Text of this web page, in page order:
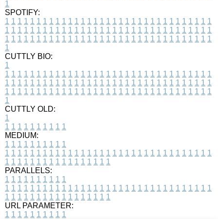
1
SPOTIFY:
1 1 1 1 1 1 1 1 1 1 1 1 1 1 1 1 1 1 1 1 1 1 1 1 1 1 1 1 1 1 1 1 1
1 1 1 1 1 1 1 1 1 1 1 1 1 1 1 1 1 1 1 1 1 1 1 1 1 1 1 1 1 1 1 1 1
1 1 1 1 1 1 1 1 1 1 1 1 1 1 1 1 1 1 1 1 1 1 1 1 1 1 1 1 1 1 1 1 1
1
CUTTLY BIO:
1
1 1 1 1 1 1 1 1 1 1 1 1 1 1 1 1 1 1 1 1 1 1 1 1 1 1 1 1 1 1 1 1 1
1 1 1 1 1 1 1 1 1 1 1 1 1 1 1 1 1 1 1 1 1 1 1 1 1 1 1 1 1 1 1 1 1
1 1 1 1 1 1 1 1 1 1 1 1 1 1 1 1 1 1 1 1 1 1 1 1 1 1 1 1 1 1 1 1 1
1
CUTTLY OLD:
1
1 1 1 1 1 1 1 1 1 1
MEDIUM:
1 1 1 1 1 1 1 1 1 1
1 1 1 1 1 1 1 1 1 1 1 1 1 1 1 1 1 1 1 1 1 1 1 1 1 1 1 1 1 1 1 1 1
1 1 1 1 1 1 1 1 1 1 1 1 1 1 1 1 1
PARALLELS:
1 1 1 1 1 1 1 1 1 1
1 1 1 1 1 1 1 1 1 1 1 1 1 1 1 1 1 1 1 1 1 1 1 1 1 1 1 1 1 1 1 1 1
1 1 1 1 1 1 1 1 1 1 1 1 1 1 1 1 1
URL PARAMETER:
1 1 1 1 1 1 1 1 1 1